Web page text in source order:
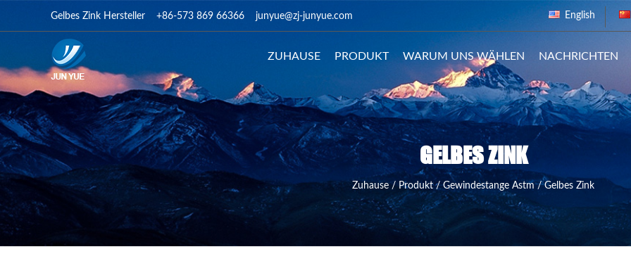
Gelbes Zink Hersteller +86-573 869 66366 junyue@zj-junyue.com English
ZUHAUSE PRODUKT WARUM UNS WÄHLEN NACHRICHTEN
GELBES ZINK
Zuhause/Produkt/Gewindestange Astm/Gelbes Zink